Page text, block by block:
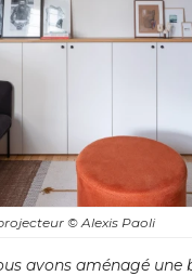
© Alexis Paoli
avons aménagé une